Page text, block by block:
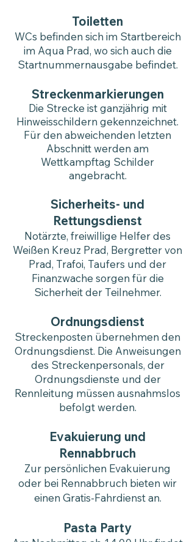
Toiletten
WCs befinden sich im Startbereich
im Aqua Prad, wo sich auch die
Startnummernausgabe befindet.
Streckenmarkierungen
Die Strecke ist ganzjährig mit
Hinweisschildern gekennzeichnet.
Für den abweichenden letzten
Abschnitt werden am
Wettkampftag Schilder
angebracht.
Sicherheits- und
Rettungsdienst
Notärzte, freiwillige Helfer des
Weißen Kreuz Prad, Bergretter von
Prad, Trafoi, Taufers und der
Finanzwache sorgen für die
Sicherheit der Teilnehmer.
Ordnungsdienst
Streckenposten übernehmen den
Ordnungsdienst. Die Anweisungen
des Streckenpersonals, der
Ordnungsdienste und der
Rennleitung müssen ausnahmslos
befolgt werden.
Evakuierung und
Rennabbruch
Zur persönlichen Evakuierung
oder bei Rennabbruch bieten wir
einen Gratis-Fahrdienst an.
Pasta Party